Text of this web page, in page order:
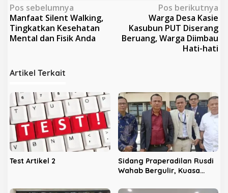
N
a
v
g
a
s
i
p
o
s
Pos sebelumnya
Manfaat Silent Walking,
Tingkatkan Kesehatan
Mental dan Fisik Anda
Pos berikutnya
Warga Desa Kasie
Kasubun PUT Diserang
Beruang, Warga Diimbau
Hati-hati
Artikel Terkait
Test Artikel 2
Sidang Praperadilan Rusdi
Wahab Bergulir, Kuasa
Tahap Pembuktian